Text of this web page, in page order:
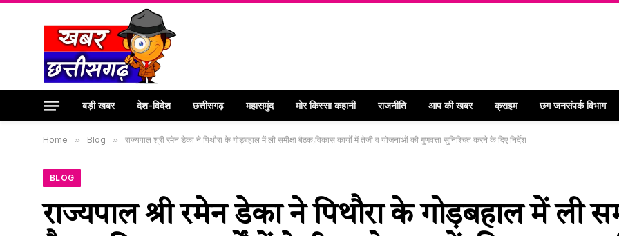
बड़ी खबर देश-विदेश छत्तीसगढ़ महासमुंद मोर किस्सा कहानी राजनीति आप की खबर क्राइम छग जनसंपर्क विभाग
Home » Blog » राज्यपाल श्री रमेन डेका ने पिथौरा के गोड़बहाल में ली समीक्षा बैठक,विकास कार्यों में तेजी व योजनाओं की गुणवत्ता सुनिश्चित करने के दिए निर्देश
BLOG
राज्यपाल श्री रमेन डेका ने पिथौरा के गोड़बहाल में ली